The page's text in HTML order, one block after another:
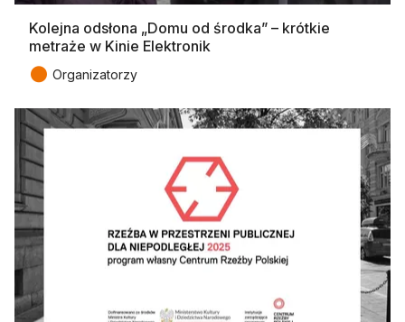
Kolejna odsłona „Domu od środka” – krótkie
metraże w Kinie Elektronik
● Organizatorzy